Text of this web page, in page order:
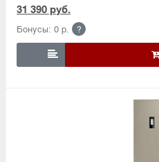
31 390 руб.
Бонусы: 0 р. ?
